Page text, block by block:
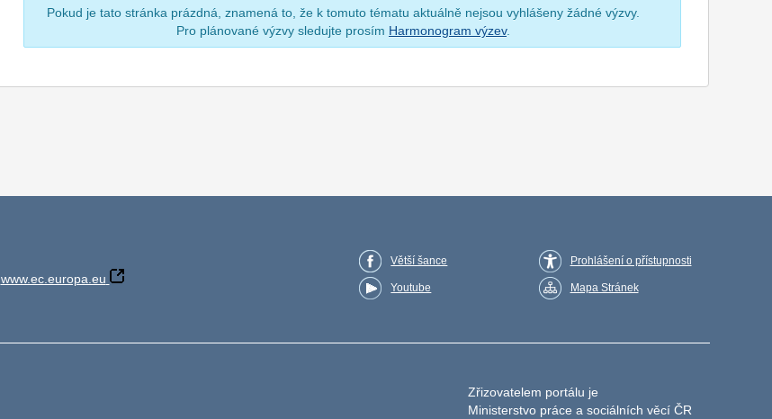
Pokud je tato stránka prázdná, znamená to, že k tomuto tématu aktuálně nejsou vyhlášeny žádné výzvy.
Pro plánované výzvy sledujte prosím Harmonogram výzev.
www.ec.europa.eu
Větší šance
Youtube
Prohlášení o přístupnosti
Mapa Stránek
Zřizovatelem portálu je
Ministerstvo práce a sociálních věcí ČR